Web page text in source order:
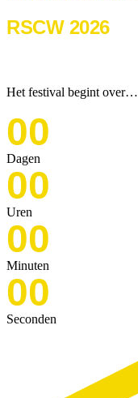
RSCW 2026
Het festival begint over…
00
Dagen
00
Uren
00
Minuten
00
Seconden